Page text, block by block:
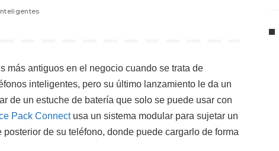
más antiguos en el negocio cuando se trata de
inteligentes, pero su último lanzamiento le da un
de un estuche de batería que solo se puede usar con
Pack Connectusa un sistema modular para sujetar un
de su teléfono, donde puede cargarlo de forma